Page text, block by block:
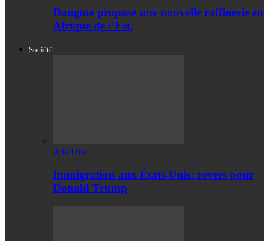
Dangote propose une nouvelle raffinerie en
Afrique de l’Est.
Société
A la Une
Immigration aux États-Unis: revers pour
Donald Trump